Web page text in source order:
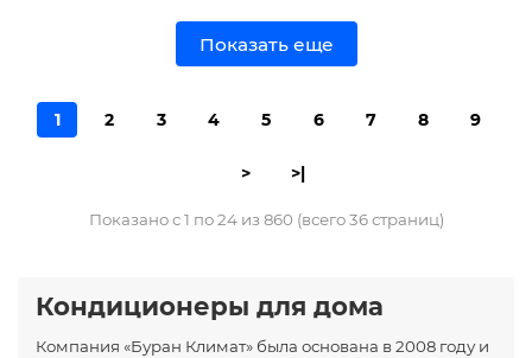
Показать еще
1 2 3 4 5 6 7 8 9
> >|
Показано с 1 по 24 из 860 (всего 36 страниц)
Кондиционеры для дома
Компания «Буран Климат» была основана в 2008 году и